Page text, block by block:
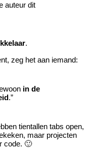
auteur dit
.
zeg het aan iemand:
in de
.”
tientallen tabs open,
maar projecten
code. 🙂